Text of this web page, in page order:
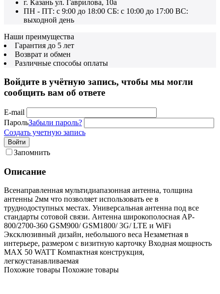
г. Казань ул. Гаврилова, 10а
ПН - ПТ: с 9:00 до 18:00 СБ: с 10:00 до 17:00 ВС:
выходной день
Наши преимущества
Гарантия до 5 лет
Возврат и обмен
Различные способы оплаты
Войдите в учётную запись, чтобы мы могли
сообщить вам об ответе
E-mail
ПарольЗабыли пароль?
Создать учетную запись
Войти
Запомнить
Описание
Всенаправленная мультидиапазонная антенна, толщина
антенны 2мм что позволяет использовать ее в
труднодоступных местах. Универсальная антенна под все
стандарты сотовой связи. Антенна широкополосная AP-
800/2700-360 GSM900/ GSM1800/ 3G/ LTE и WiFi
Эксклюзивный дизайн, небольшого веса Незаметная в
интерьере, размером с визитную карточку Входная мощность
MAX 50 WATT Компактная конструкция,
легкоустанавливаемая
Похожие товары Похожие товары